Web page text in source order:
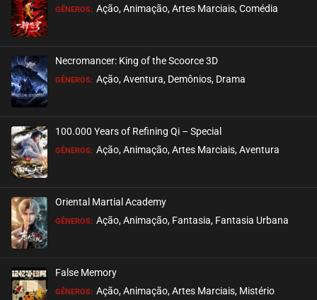
ASSISTIDO
GÊNEROS: Ação, Animação, Artes Marciais, Comédia
Necromancer: King of the Scoorce 3D
GÊNEROS: Ação, Aventura, Demônios, Drama
100.000 Years of Refining Qi – Special
GÊNEROS: Ação, Animação, Artes Marciais, Aventura
Oriental Martial Academy
GÊNEROS: Ação, Animação, Fantasia, Fantasia Urbana
False Memory
GÊNEROS: Ação, Animação, Artes Marciais, Mistério